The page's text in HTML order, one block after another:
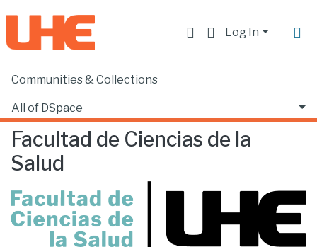
Log In
Communities & Collections
All of DSpace
Home
Facultad de Ciencias de la
Salud